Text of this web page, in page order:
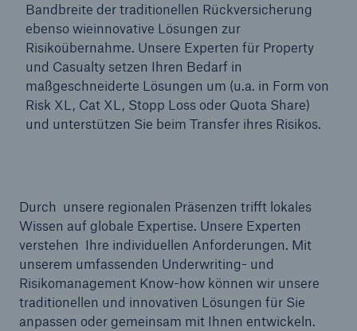
Bandbreite der traditionellen Rückversicherung
ebenso wieinnovative Lösungen zur
Risikoübernahme. Unsere Experten für Property
und Casualty setzen Ihren Bedarf in
maßgeschneiderte Lösungen um (u.a. in Form von
Risk XL, Cat XL, Stopp Loss oder Quota Share)
und unterstützen Sie beim Transfer ihres Risikos.
Durch unsere regionalen Präsenzen trifft lokales
Wissen auf globale Expertise. Unsere Experten
verstehen Ihre individuellen Anforderungen. Mit
unserem umfassenden Underwriting- und
Risikomanagement Know-how können wir unsere
traditionellen und innovativen Lösungen für Sie
anpassen oder gemeinsam mit Ihnen entwickeln.
Versicherungslücke: der Anteil der nicht
versicherten Schäden aus Naturkatastrophen
seit 1980 beträgt